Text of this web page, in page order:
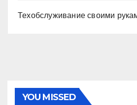
Техобслуживание своими
YOU MISSED